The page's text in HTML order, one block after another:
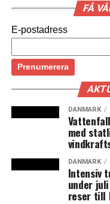
linjen mellan
Stena Line
Läs mer:Danmark
Nordjylland för att
coronavirus
Smittspridningen
Danmark har
FÅ
E-postadress
DANMARK
med
DANMARK
Intensiv
under
reser till